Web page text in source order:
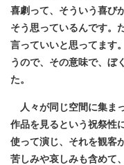
喜劇って、そういう喜び
そう思っているんです。
言っていいと思ってます
うので、その意味で、ぼ
た。
人々が同じ空間に集ま
作品を見るという祝祭性
使って演じ、それを観客
苦しみや哀しみも含めて